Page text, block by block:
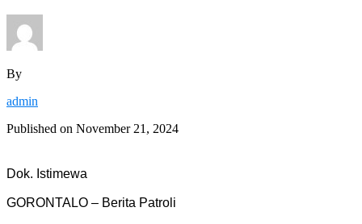
By
admin
Published on November 21, 2024
Dok. Istimewa
GORONTALO – Berita Patroli